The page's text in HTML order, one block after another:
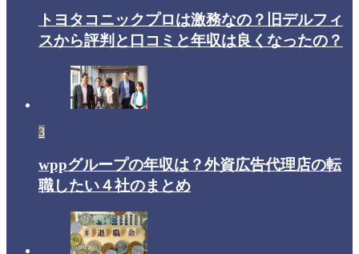
トヨタコニックプロは激務なの？旧デルフィ
スから評判と口コミと年収は良くなったの？
3
wppグループの年収は？外資広告代理店の転
職したい４社のまとめ